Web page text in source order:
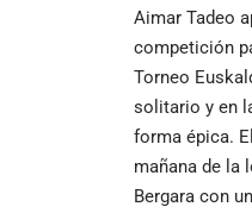
Aimar Tadeo
competición
Torneo
solitario y en
forma épica.
mañana de la
Bergara con